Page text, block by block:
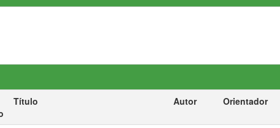
Título Autor Orientador